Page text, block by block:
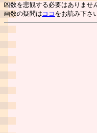
凶数を悲観する必要はありませ
画数の疑問は ココ をお読み下さ